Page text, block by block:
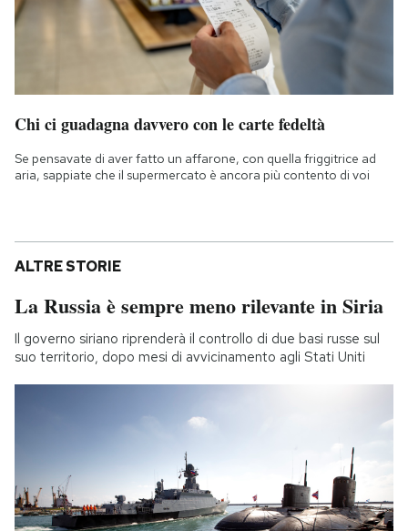
Chi ci guadagna davvero con le carte fedeltà
Se pensavate di aver fatto un affarone, con quella friggitrice ad
aria, sappiate che il supermercato è ancora più contento di voi
ALTRE STORIE
La Russia è sempre meno rilevante in Siria
Il governo siriano riprenderà il controllo di due basi russe sul
suo territorio, dopo mesi di avvicinamento agli Stati Uniti